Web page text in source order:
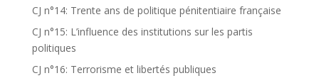
CJ n°14: Trente ans de politique pénitentiaire française
CJ n°15: L’influence des institutions sur les partis
politiques
CJ n°16: Terrorisme et libertés publiques